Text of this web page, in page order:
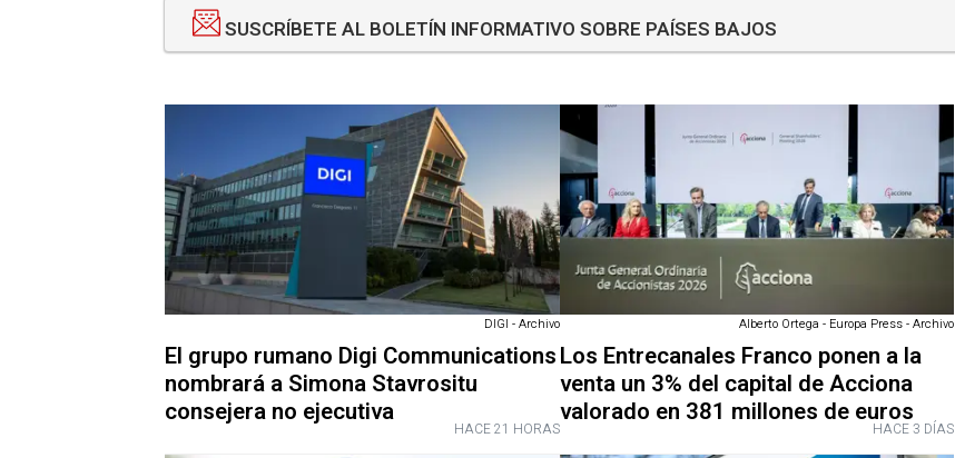
SUSCRÍBETE AL BOLETÍN INFORMATIVO SOBRE PAÍSES BAJOS
DIGI - Archivo
El grupo rumano Digi Communications
nombrará a Simona Stavrositu
consejera no ejecutiva
HACE 21 HORAS
Alberto Ortega - Europa Press - Archivo
Los Entrecanales Franco ponen a la
venta un 3% del capital de Acciona
valorado en 381 millones de eurosHACE 3 DÍAS